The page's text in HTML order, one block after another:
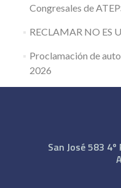
Congresales de
RECLAMAR NO ES
Proclamación de
2026
San José 583 4º